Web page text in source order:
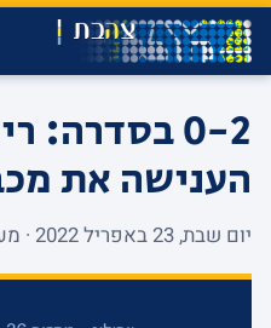
0-2 בסדרה:
הענישה את מכבי
יום שבת, 23 באפריל 2022 · מערכת צהבת